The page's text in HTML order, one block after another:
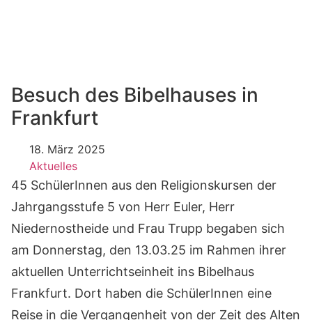
Besuch des Bibelhauses in
Frankfurt
18. März 2025
Aktuelles
45 SchülerInnen aus den Religionskursen der
Jahrgangsstufe 5 von Herr Euler, Herr
Niedernostheide und Frau Trupp begaben sich
am Donnerstag, den 13.03.25 im Rahmen ihrer
aktuellen Unterrichtseinheit ins Bibelhaus
Frankfurt. Dort haben die SchülerInnen eine
Reise in die Vergangenheit von der Zeit des Alten